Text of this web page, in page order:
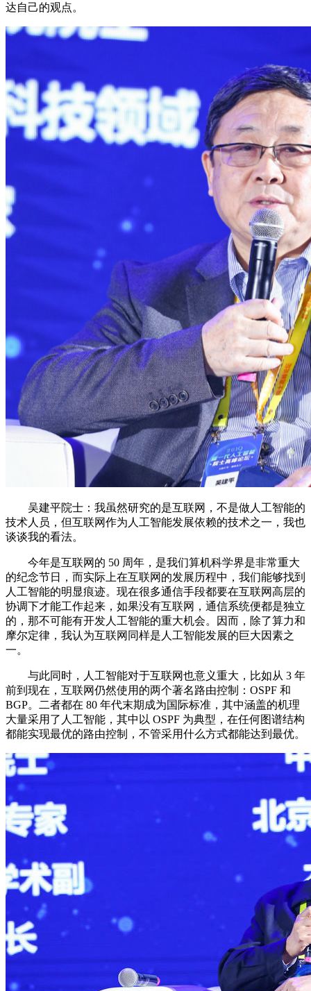
达自己的观点。
吴建平院士：我虽然研究的是互联网，不是做人工智能的
技术人员，但互联网作为人工智能发展依赖的技术之一，我也
谈谈我的看法。
今年是互联网的 50 周年，是我们算机科学界是非常重大
的纪念节日，而实际上在互联网的发展历程中，我们能够找到
人工智能的明显痕迹。现在很多通信手段都要在互联网高层的
协调下才能工作起来，如果没有互联网，通信系统便都是独立
的，那不可能有开发人工智能的重大机会。因而，除了算力和
摩尔定律，我认为互联网同样是人工智能发展的巨大因素之
一。
与此同时，人工智能对于互联网也意义重大，比如从 3 年
前到现在，互联网仍然使用的两个著名路由控制：OSPF 和
BGP。二者都在 80 年代末期成为国际标准，其中涵盖的机理
大量采用了人工智能，其中以 OSPF 为典型，在任何图谱结构
都能实现最优的路由控制，不管采用什么方式都能达到最优。